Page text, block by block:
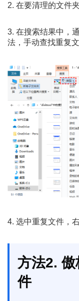
2. 在要清理的文件
3. 在搜索结果中，
法，手动查找重复文
4. 选中重复文件，
方法2.
件